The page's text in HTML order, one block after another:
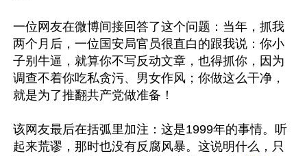
一位网友在微博间接回答了这个问题：当年，抓我
两个月后，一位国安局官员很直白的跟我说：你小
子别牛逼，就算你不写反动文章，也得抓你，因为
调查不着你吃私贪污、男女作风；你做这么干净，
就是为了推翻共产党做准备！
该网友最后在括弧里加注：这是1999年的事情。听
起来荒谬，那时也没有反腐风暴。这说明什么，只